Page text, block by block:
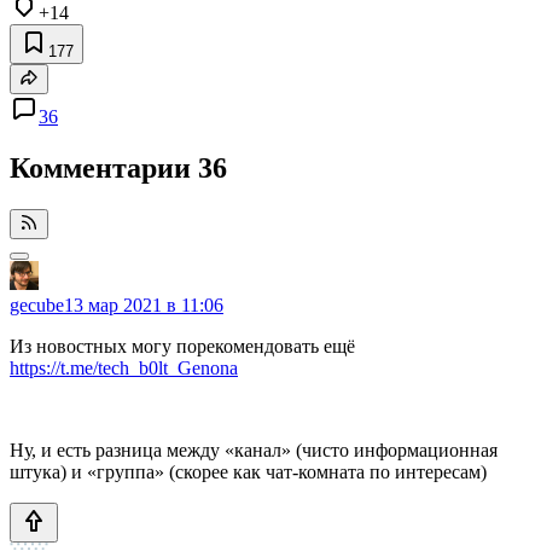
+14
177
36
Комментарии 36
gecube13 мар 2021 в 11:06
Из новостных могу порекомендовать ещё
https://t.me/tech_b0lt_Genona
Ну, и есть разница между «канал» (чисто информационная
штука) и «группа» (скорее как чат-комната по интересам)